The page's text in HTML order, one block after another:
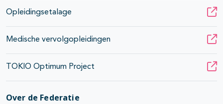
Opleidingsetalage
Medische vervolgopleidingen
TOKIO Optimum Project
Over de Federatie